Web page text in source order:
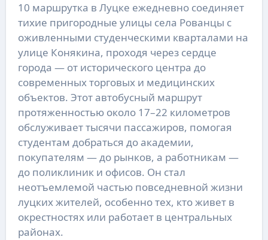
10 маршрутка в Луцке ежедневно соединяет
тихие пригородные улицы села Рованцы с
оживленными студенческими кварталами на
улице Конякина, проходя через сердце
города — от исторического центра до
современных торговых и медицинских
объектов. Этот автобусный маршрут
протяженностью около 17–22 километров
обслуживает тысячи пассажиров, помогая
студентам добраться до академии,
покупателям — до рынков, а работникам —
до поликлиник и офисов. Он стал
неотъемлемой частью повседневной жизни
луцких жителей, особенно тех, кто живет в
окрестностях или работает в центральных
районах.